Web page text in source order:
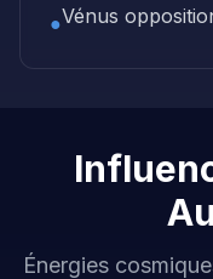
●Vénus
Énergies